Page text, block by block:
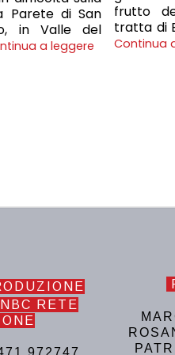
Parete di San
in Valle del
a leggere
frutto
tratta di
Continua
RETE